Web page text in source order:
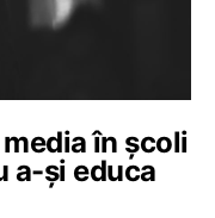
în școli
a-și educa